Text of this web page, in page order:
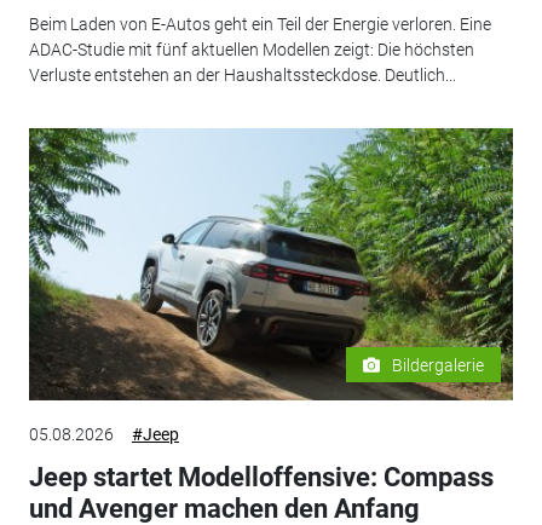
Beim Laden von E-Autos geht ein Teil der Energie verloren. Eine
ADAC-Studie mit fünf aktuellen Modellen zeigt: Die höchsten
Verluste entstehen an der Haushaltssteckdose. Deutlich...
Bildergalerie
05.08.2026 #Jeep
Jeep startet Modelloffensive: Compass
und Avenger machen den Anfang